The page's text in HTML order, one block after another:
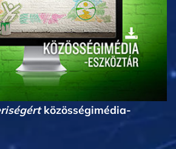
közösségimédia-